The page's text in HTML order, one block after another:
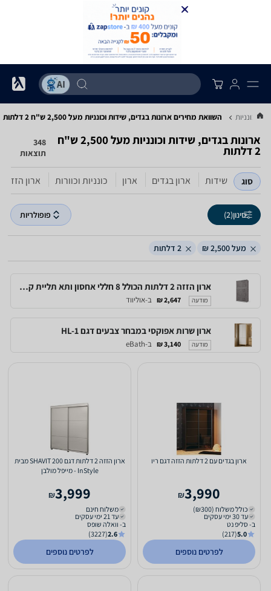
וכונניות השוואת מחירים ארונות בגדים, שידות וכונניות ‏מעל 2,500 ‏ש"ח ‏2 דלתות
ארונות בגדים, שידות וכונניות ‏מעל 2,500 ‏ש"ח
348
תוצאות
סוג שידות ארון בגדים ארון כונניות וכוורות ארון הזזה
סינון(2) פופולריות
מעל 2,500 ₪ 2 דלתות
ארון הזזה 2 דלתות הכולל 8 חללי אחסון ותא תליית קולבים - דגם 120-10 - new
מודעה 2,647 ₪ ב-אוליווד
ארון שרות אפוקסי במבחר צבעים דגם HL-1
מודעה 3,140 ₪ ב-eBath
ארון בגדים עם 2 דלתות הזזה דגם ריו
3,990
₪
כולל משלוח (₪300)
עד 30 ימי עסקים
ב- סליפ נט
5.0
(217)
לפרטים נוספים
ארון הזזה 2 דלתות דגם SHAVIT 200 מבית
InStyle - מייפל מולבן
3,999
₪
משלוח חינם
עד 21 ימי עסקים
ב- וואלה שופס
2.6
(3227)
לפרטים נוספים